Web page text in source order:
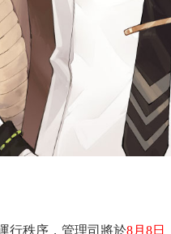
行秩序，管理司將於8月8日